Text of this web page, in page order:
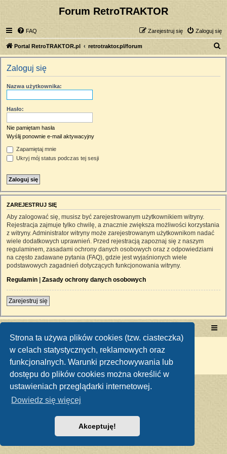
Strona ta używa plików cookies (tzw. ciasteczka)
w celach statystycznych, reklamowych oraz
funkcjonalnych. Warunki przechowywania lub
dostępu do plików cookies można określić w
ustawieniach przeglądarki internetowej.
Dowiedz się więcej
Akceptuję!
Forum RetroTRAKTOR
FAQ Zaloguj się
Zarejestruj się
Portal RetroTRAKTOR.pl retrotraktor.pl/forum
z
Zaloguj się
Nazwa użytkownika:
Hasło:
Nie pamiętam hasła
Wyślij ponownie e-mail aktywacyjny
Zapamiętaj mnie
Ukryj mój status podczas tej sesji
ZAREJESTRUJ SIĘ
Aby zalogować się, musisz być zarejestrowanym użytkownikiem witryny.
Rejestracja zajmuje tylko chwilę, a znacznie zwiększa możliwości korzystania
z witryny. Administrator witryny może zarejestrowanym użytkownikom nadać
wiele dodatkowych uprawnień. Przed rejestracją zapoznaj się z naszym
regulaminem, zasadami ochrony danych osobowych oraz z odpowiedziami
na często zadawane pytania (FAQ), gdzie jest wyjaśnionych wiele
podstawowych zagadnień dotyczących funkcjonowania witryny.
Regulamin | Zasady ochrony danych osobowych
Zarejestruj się
Technologię dostarcza phpBB ® Forum Software © phpBB Limited
Polski pakiet językowy dostarcza
Zasady ochrony danych osobowych|Regulamin